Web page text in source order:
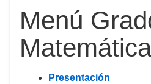
Menú
Presentación